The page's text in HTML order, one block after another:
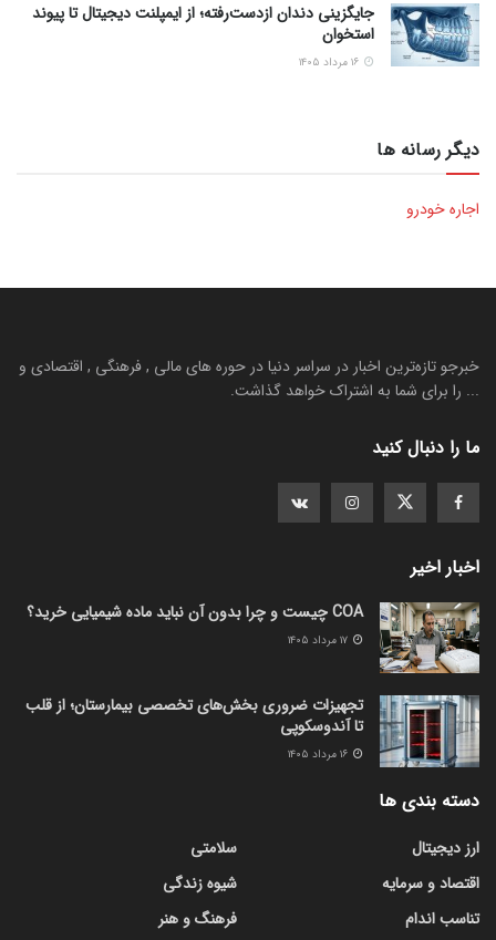
جایگزینی دندان ازدست‌رفته؛ از ایمپلنت دیجیتال تا پیوند
استخوان
دیگر رسانه ها
اجاره خودرو
خبرجو تازه‌ترین اخبار در سراسر دنیا در حوره های مالی , فرهنگی , اقتصادی و
... را برای شما به اشتراک خواهد گذاشت.
ما را دنبال کنید
اخبار اخیر
COA چیست و چرا بدون آن نباید ماده شیمیایی خرید؟
تجهیزات ضروری بخش‌های تخصصی بیمارستان؛ از قلب
تا آندوسکوپی
دسته بندی ها
ارز دیجیتال
اقتصاد و سرمایه
تناسب اندام
سلامتی
شیوه زندگی
فرهنگ و هنر